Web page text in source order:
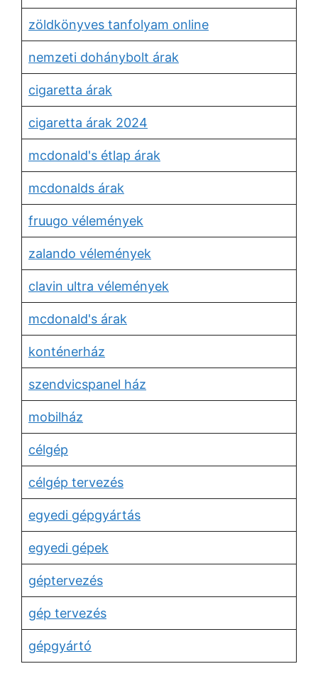
zöldkönyves tanfolyam online
nemzeti dohánybolt árak
cigaretta árak
cigaretta árak 2024
mcdonald's étlap árak
mcdonalds árak
fruugo vélemények
zalando vélemények
clavin ultra vélemények
mcdonald's árak
konténerház
szendvicspanel ház
mobilház
célgép
célgép tervezés
egyedi gépgyártás
egyedi gépek
géptervezés
gép tervezés
gépgyártó